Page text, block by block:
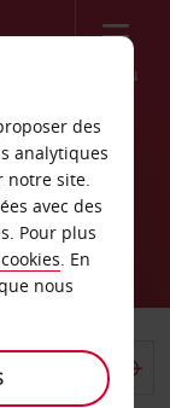
Menu
des
analytiques
notre site.
avec des
Pour plus
. En
nous